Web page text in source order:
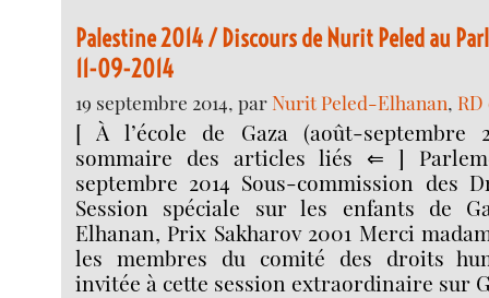
Palestine 2014 / Discours de Nurit Peled au
11-09-2014
19 septembre 2014, parNurit Peled-Elhanan,
[ À l’école de Gaza (août-septembre
sommaire des articles liés ⇐ ]
septembre 2014 Sous-commission des
Session spéciale sur les enfants de
Elhanan, Prix Sakharov 2001 Merci
les membres du comité des droits
invitée à cette session extraordinaire sur